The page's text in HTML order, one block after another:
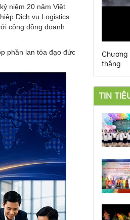
niệm 20 năm Việt
Dịch vụ Logistics
cộng đồng doanh
phần lan tỏa đạo đức
Chương
thắng
TIN